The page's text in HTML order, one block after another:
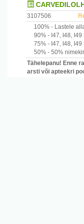
3107506
100% - Lastele
90% - I47, I48, I49
75% - I47, I48, I49
50% - 50%
Tähelepanu! Enne
arsti või apteekri